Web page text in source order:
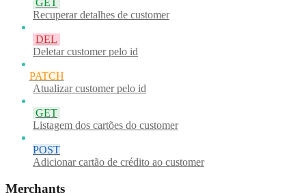
GET
Recuperar detalhes de customer
DEL
Deletar customer pelo id
PATCH
Atualizar customer pelo id
GET
Listagem dos cartões do customer
POST
Adicionar cartão de crédito ao customer
Merchants